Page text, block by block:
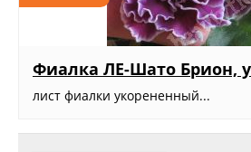
Фиалка ЛЕ-Шато Брион,
лист фиалки укорененный...